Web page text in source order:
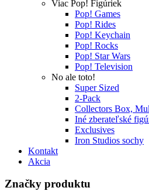
Viac Pop! Figúriek
Pop! Games
Pop! Rides
Pop! Keychain
Pop! Rocks
Pop! Star Wars
Pop! Television
No ale toto!
Super Sized
2-Pack
Collectors Box,
Iné zberateľské
Exclusives
Iron Studios sochy
Kontakt
Akcia
Značky produktu